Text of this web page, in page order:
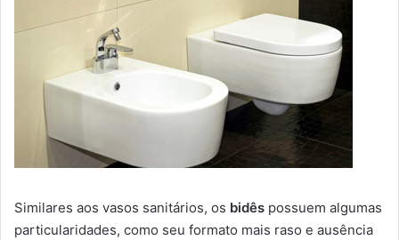
Similares aos vasos sanitários, os bidês possuem algumas
particularidades, como seu formato mais raso e ausência